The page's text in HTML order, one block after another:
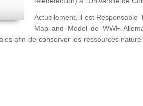
Actuellement, il est Responsable
Map and Model de WWF
afin de conserver les ressources